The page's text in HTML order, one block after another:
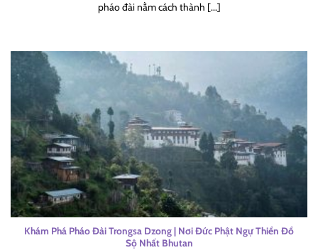
pháo đài nằm cách thành [...]
Khám Phá Pháo Đài Trongsa Dzong | Nơi Đức Phật Ngự Thiền Đồ
Sộ Nhất Bhutan